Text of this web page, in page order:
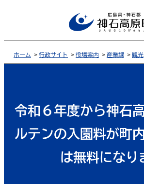
ホーム > 行政サイト > 役場案内 > 産業課 > 観光
令和６年度から神石
ルテンの入園料が町
は無料になり